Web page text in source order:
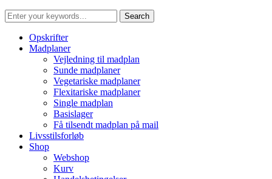
Opskrifter
Madplaner
Vejledning til madplan
Sunde madplaner
Vegetariske madplaner
Flexitariske madplaner
Single madplan
Basislager
Få tilsendt madplan på mail
Livsstilsforløb
Shop
Webshop
Kurv